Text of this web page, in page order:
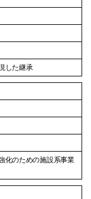
した継承
化のための施設系事業